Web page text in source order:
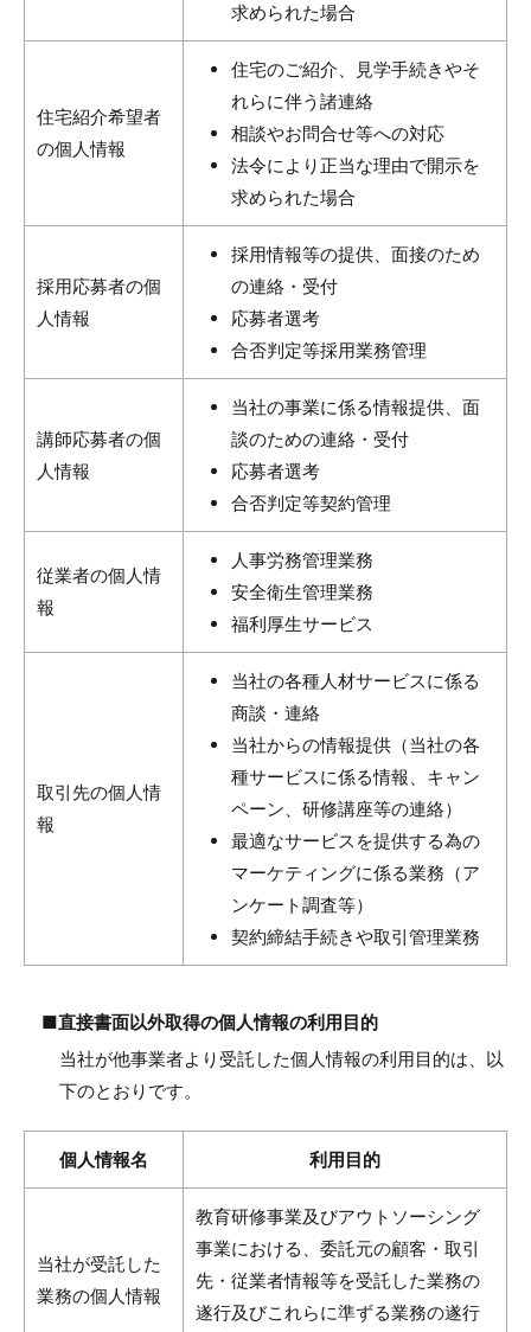
求められた場合
住宅紹介希望者
の個人情報
住宅のご紹介、見学手続きやそ
れらに伴う諸連絡
相談やお問合せ等への対応
法令により正当な理由で開示を
求められた場合
採用応募者の個
人情報
採用情報等の提供、面接のため
の連絡・受付
応募者選考
合否判定等採用業務管理
講師応募者の個
人情報
当社の事業に係る情報提供、面
談のための連絡・受付
応募者選考
合否判定等契約管理
従業者の個人情
報
人事労務管理業務
安全衛生管理業務
福利厚生サービス
取引先の個人情
報
当社の各種人材サービスに係る
商談・連絡
当社からの情報提供（当社の各
種サービスに係る情報、キャン
ペーン、研修講座等の連絡）
最適なサービスを提供する為の
マーケティングに係る業務（ア
ンケート調査等）
契約締結手続きや取引管理業務
■直接書面以外取得の個人情報の利用目的
当社が他事業者より受託した個人情報の利用目的は、以
下のとおりです。
個人情報名 利用目的
当社が受託した
業務の個人情報
教育研修事業及びアウトソーシング
事業における、委託元の顧客・取引
先・従業者情報等を受託した業務の
遂行及びこれらに準ずる業務の遂行